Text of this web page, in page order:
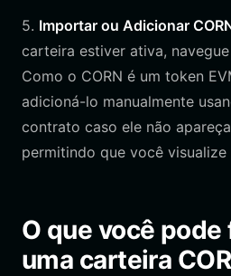
5. Importar ou Adicionar
carteira estiver ativa,
Como o CORN é um token
adicioná-lo manualmente
contrato caso ele não
permitindo que você visualize
O que você pode
uma carteira